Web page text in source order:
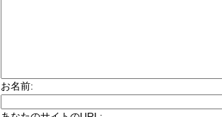
お名前: